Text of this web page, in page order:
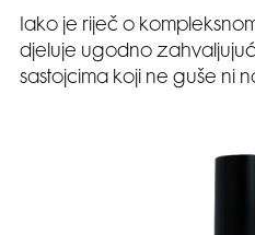
Iako je riječ o
djeluje ugodno
sastojcima koji ne guše ni